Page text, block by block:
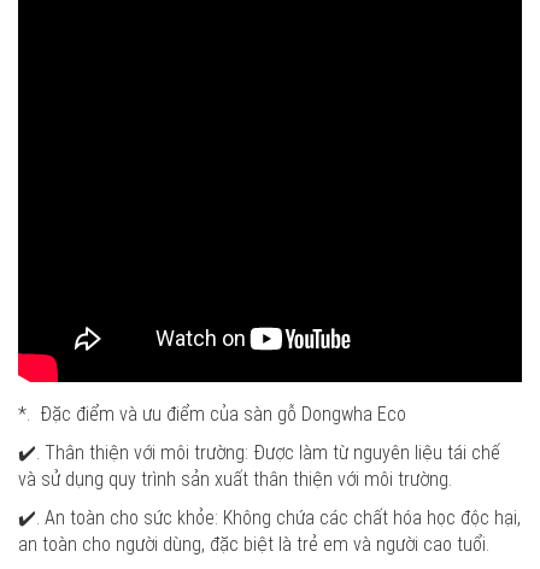
*. Đặc điểm và ưu điểm của sàn gỗ Dongwha Eco
✔️. Thân thiện với môi trường: Được làm từ nguyên liệu tái chế
và sử dụng quy trình sản xuất thân thiện với môi trường.
✔️. An toàn cho sức khỏe: Không chứa các chất hóa học độc hại,
an toàn cho người dùng, đặc biệt là trẻ em và người cao tuổi.